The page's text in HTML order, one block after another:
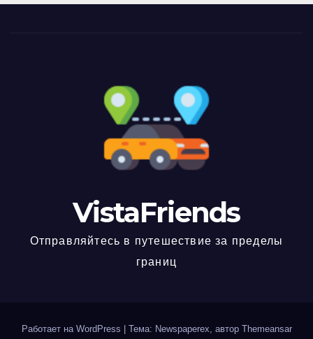
VistaFriends
Отправляйтесь в путешествие за пределы
границ
Работает на WordPress Тема: Newspaperex, автор Themeansar